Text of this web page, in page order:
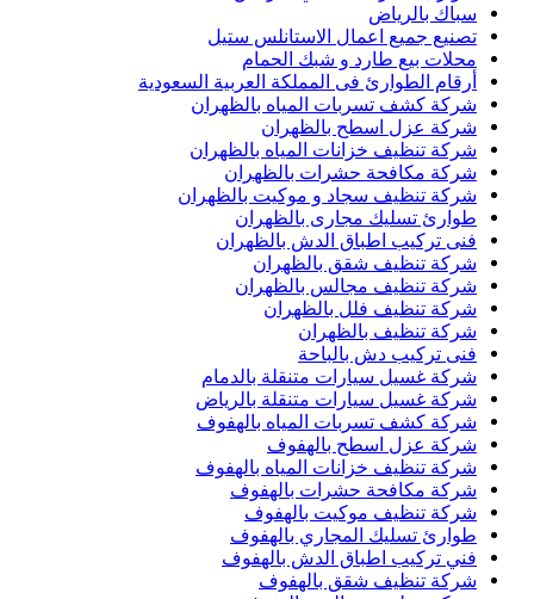
سباك بالرياض
تصنيع جميع اعمال الاستانلس ستيل
محلات بيع طارد و شبك الحمام
أرقام الطوارئ فى المملكة العربية السعودية
شركة كشف تسربات المياه بالظهران
شركة عزل اسطح بالظهران
شركة تنظيف خزانات المياه بالظهران
شركة مكافحة حشرات بالظهران
شركة تنظيف سجاد و موكيت بالظهران
طوارئ تسليك مجارى بالظهران
فنى تركيب اطباق الدش بالظهران
شركة تنظيف شقق بالظهران
شركة تنظيف مجالس بالظهران
شركة تنظيف فلل بالظهران
شركة تنظيف بالظهران
فنى تركيب دش بالباحة
شركة غسيل سيارات متنقلة بالدمام
شركة غسيل سيارات متنقلة بالرياض
شركة كشف تسربات المياه بالهفوف
شركة عزل اسطح بالهفوف
شركة تنظيف خزانات المياه بالهفوف
شركة مكافحة حشرات بالهفوف
شركة تنظيف موكيت بالهفوف
طوارئ تسليك المجاري بالهفوف
فني تركيب اطباق الدش بالهفوف
شركة تنظيف شقق بالهفوف